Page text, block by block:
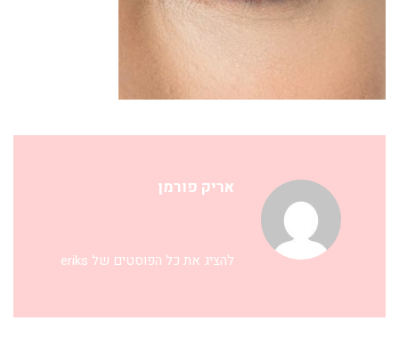
אריק פורמן
להציג את כל הפוסטים של eriks